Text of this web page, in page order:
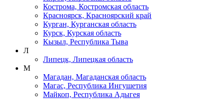
Кострома, Костромская область
Красноярск, Красноярский край
Курган, Курганская область
Курск, Курская область
Кызыл, Республика Тыва
Л
Липецк, Липецкая область
М
Магадан, Магаданская область
Магас, Республика Ингушетия
Майкоп, Республика Адыгея